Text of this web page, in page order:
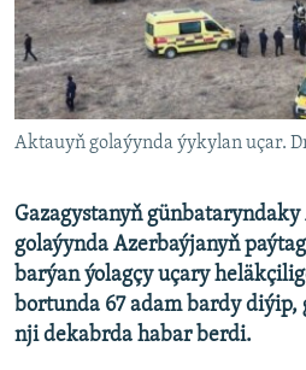
Aktauyň golaýynda ýykylan uçar.
Gazagystanyň
golaýynda Azerbaýjanyň
barýan ýolagçy uçary
bortunda 67 adam bardy
nji dekabrda habar berdi.